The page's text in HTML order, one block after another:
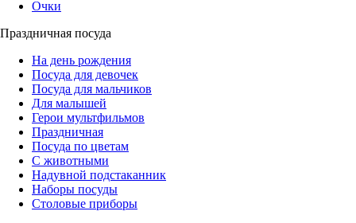
Очки
Праздничная посуда
На день рождения
Посуда для девочек
Посуда для мальчиков
Для малышей
Герои мультфильмов
Праздничная
Посуда по цветам
С животными
Надувной подстаканник
Наборы посуды
Столовые приборы